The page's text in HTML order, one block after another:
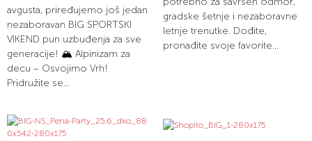
avgusta, priređujemo još jedan
nezaboravan BIG SPORTSKI
VIKEND pun uzbuđenja za sve
generacije! 🏔️ Alpinizam za
decu – Osvojimo Vrh!
Pridružite se...
gradske šetnje i nezaboravne
letnje trenutke. Dođite,
pronađite svoje favorite...